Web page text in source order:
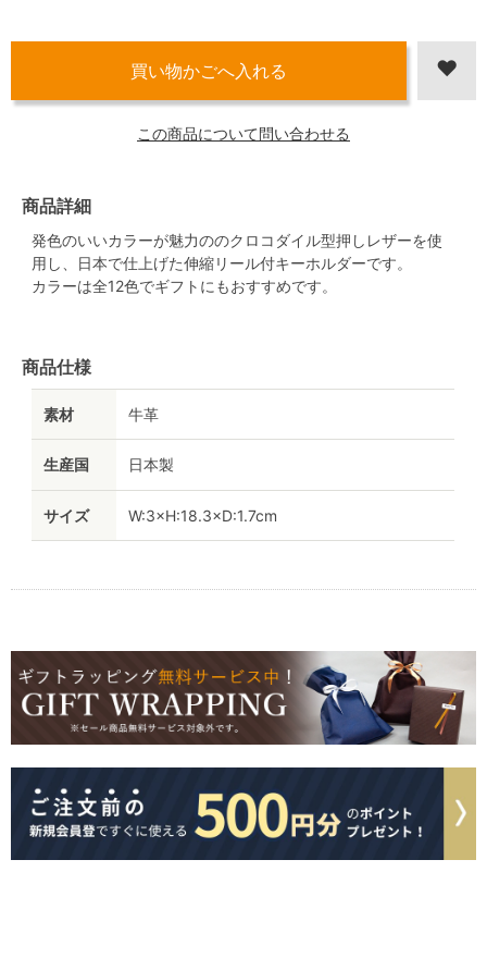
この商品について問い合わせる
商品詳細
発色のいいカラーが魅力ののクロコダイル型押しレザーを使
用し、日本で仕上げた伸縮リール付キーホルダーです。
カラーは全12色でギフトにもおすすめです。
商品仕様
素材 牛革
生産国 日本製
サイズ W:3×H:18.3×D:1.7cm